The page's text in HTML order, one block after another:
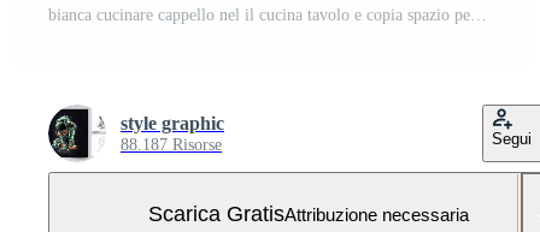
style graphic
88.187 Risorse Segui
Scarica GratisAttribuzione necessaria